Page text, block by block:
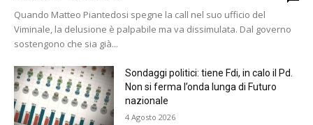
Quando Matteo Piantedosi spegne la call nel suo ufficio del
Viminale, la delusione è palpabile ma va dissimulata. Dal governo
sostengono che sia già...
Sondaggi politici: tiene Fdi, in calo il Pd.
Non si ferma l’onda lunga di Futuro
nazionale
4 Agosto 2026